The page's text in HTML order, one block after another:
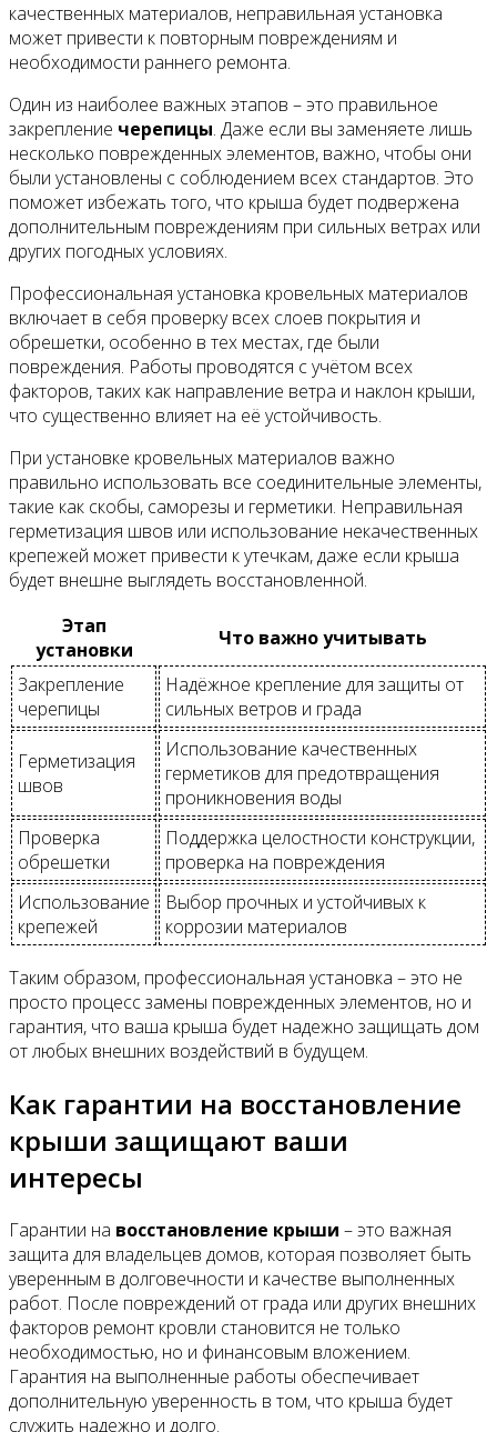
качественных материалов, неправильная установка
может привести к повторным повреждениям и
необходимости раннего ремонта.
Один из наиболее важных этапов – это правильное
закрепление черепицы. Даже если вы заменяете лишь
несколько поврежденных элементов, важно, чтобы они
были установлены с соблюдением всех стандартов. Это
поможет избежать того, что крыша будет подвержена
дополнительным повреждениям при сильных ветрах или
других погодных условиях.
Профессиональная установка кровельных материалов
включает в себя проверку всех слоев покрытия и
обрешетки, особенно в тех местах, где были
повреждения. Работы проводятся с учётом всех
факторов, таких как направление ветра и наклон крыши,
что существенно влияет на её устойчивость.
При установке кровельных материалов важно
правильно использовать все соединительные элементы,
такие как скобы, саморезы и герметики. Неправильная
герметизация швов или использование некачественных
крепежей может привести к утечкам, даже если крыша
будет внешне выглядеть восстановленной.
Этап
установки
Что важно учитывать
Закрепление
черепицы
Надёжное крепление для защиты от
сильных ветров и града
Герметизация
швов
Использование качественных
герметиков для предотвращения
проникновения воды
Проверка
обрешетки
Поддержка целостности конструкции,
проверка на повреждения
Использование
крепежей
Выбор прочных и устойчивых к
коррозии материалов
Таким образом, профессиональная установка – это не
просто процесс замены поврежденных элементов, но и
гарантия, что ваша крыша будет надежно защищать дом
от любых внешних воздействий в будущем.
Как гарантии на восстановление
крыши защищают ваши
интересы
Гарантии на восстановление крыши – это важная
защита для владельцев домов, которая позволяет быть
уверенным в долговечности и качестве выполненных
работ. После повреждений от града или других внешних
факторов ремонт кровли становится не только
необходимостью, но и финансовым вложением.
Гарантия на выполненные работы обеспечивает
дополнительную уверенность в том, что крыша будет
служить надежно и долго.